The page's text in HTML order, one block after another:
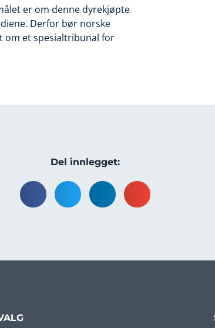
er om denne dyrekjøpte
Derfor bør norske
om et spesialtribunal for
Del innlegget: